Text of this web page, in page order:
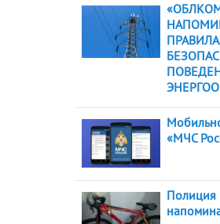
«МЧС
Полиция